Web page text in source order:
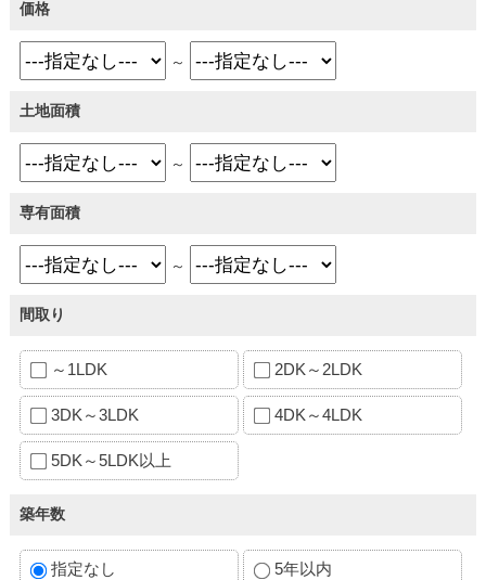
価格
～
土地面積
～
専有面積
～
間取り
～1LDK 2DK～2LDK
3DK～3LDK 4DK～4LDK
5DK～5LDK以上
築年数
指定なし 5年以内